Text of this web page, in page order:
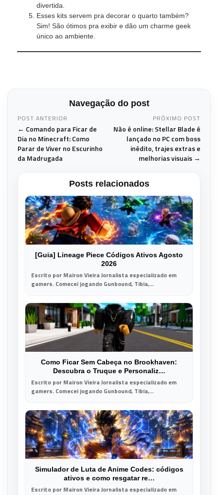
divertida.
Esses kits servem pra decorar o quarto também?
Sim! São ótimos pra exibir e dão um charme geek
único ao ambiente.
Navegação do post
POST ANTERIOR
← Comando para Ficar de
Dia no Minecraft: Como
Parar de Viver no Escurinho
da Madrugada
PRÓXIMO POST
Não é online: Stellar Blade é
lançado no PC com boss
inédito, trajes extras e
melhorias visuais →
Posts relacionados
[Guia] Lineage Piece Códigos Ativos Agosto
2026
Escrito por Mairon Vieira Jornalista especializado em
gamers. Comecei jogando Gunbound, Tibia,...
Como Ficar Sem Cabeça no Brookhaven:
Descubra o Truque e Personaliz…
Escrito por Mairon Vieira Jornalista especializado em
gamers. Comecei jogando Gunbound, Tibia,...
Simulador de Luta de Anime Codes: códigos
ativos e como resgatar re…
Escrito por Mairon Vieira Jornalista especializado em